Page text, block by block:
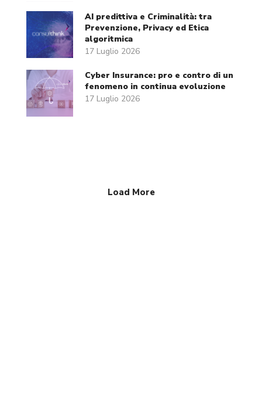
AI predittiva e Criminalità: tra
Prevenzione, Privacy ed Etica
algoritmica
17 Luglio 2026
Cyber Insurance: pro e contro di un
fenomeno in continua evoluzione
17 Luglio 2026
Load More